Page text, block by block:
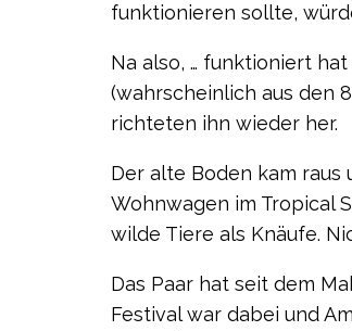
funktionieren sollte,
Na also, … funktioniert
(wahrscheinlich aus den
richteten ihn wieder her.
Der alte Boden kam
Wohnwagen im Tropical
wilde Tiere als Knäufe.
Das Paar hat seit dem
Festival war dabei und